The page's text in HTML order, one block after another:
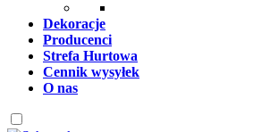
Dekoracje
Producenci
Strefa Hurtowa
Cennik wysyłek
O nas